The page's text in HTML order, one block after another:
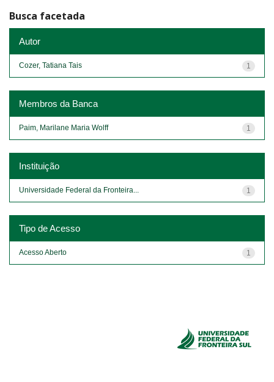
Busca facetada
Autor
1
Cozer, Tatiana Tais
Membros da Banca
1
Paim, Marilane Maria Wolff
Instituição
1
Universidade Federal da Fronteira...
Tipo de Acesso
1
Acesso Aberto